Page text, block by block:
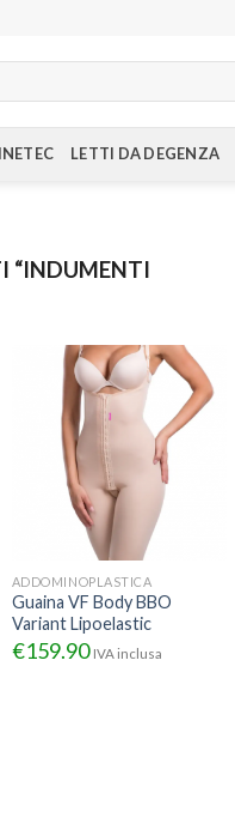
LETTI DA DEGENZA
“INDUMENTI
ADDOMINOPLASTICA
Guaina VF Body BBO
Variant Lipoelastic
€159.90 IVA inclusa